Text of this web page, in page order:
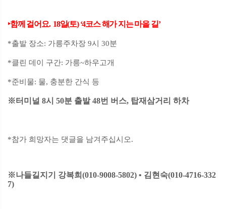
‣함께 걸어요. 18일(토) ‘4코스 해가 지는 마을길’
*출발 장소: 가릉주차장 9시 30분
*클린 데이 구간: 가릉~하우고개
*준비물: 물, 충분한 간식 등
※터미널 8시 50분 출발 48번 버스, 탑재삼거리 하차
*참가 희망자는 댓글을 남겨주십시오.
※나들길지기 강복희 (010-9008-5802) • 김현숙(010-4716-332
7)